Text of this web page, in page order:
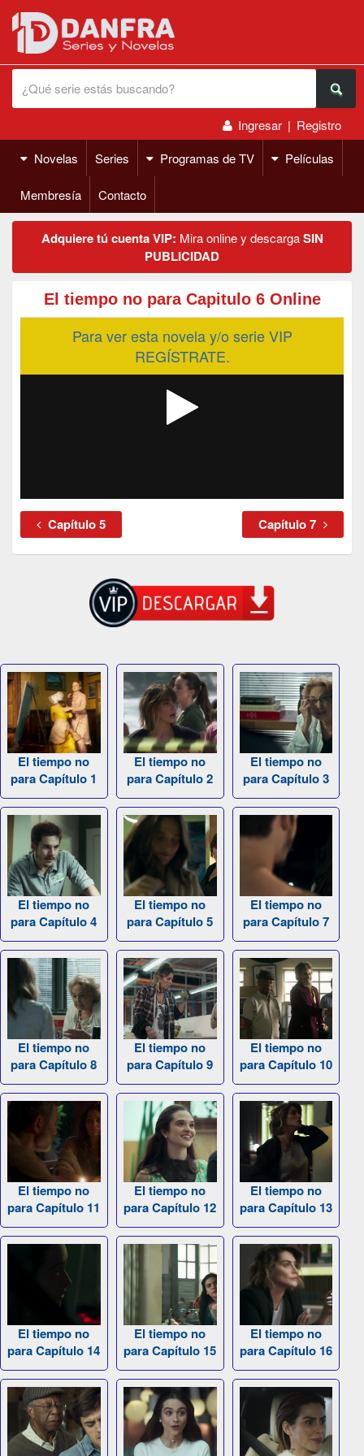
Ingresar | Registro
Novelas
Series Programas de TV Películas
Membresía Contacto
Adquiere tú cuenta VIP: Mira online y descargaSIN
PUBLICIDAD
El tiempo no para Capitulo 6 Online
Para ver esta novela y/o serie VIP
REGÍSTRATE.
Capítulo 5 Capítulo 7
El tiempo no
para Capítulo 1
El tiempo no
para Capítulo 2
El tiempo no
para Capítulo 3
El tiempo no
para Capítulo 4
El tiempo no
para Capítulo 5
El tiempo no
para Capítulo 7
El tiempo no
para Capítulo 8
El tiempo no
para Capítulo 9
El tiempo no
para Capítulo 10
El tiempo no
para Capítulo 11
El tiempo no
para Capítulo 12
El tiempo no
para Capítulo 13
El tiempo no
para Capítulo 14
El tiempo no
para Capítulo 15
El tiempo no
para Capítulo 16